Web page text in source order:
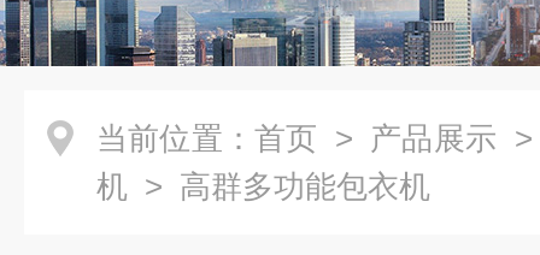
当前位置： 首页 > 产品展示
机 > 高群多功能包衣机